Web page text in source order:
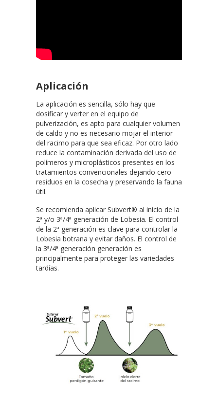
Aplicación
La aplicación es sencilla, sólo hay que
dosificar y verter en el equipo de
pulverización, es apto para cualquier volumen
de caldo y no es necesario mojar el interior
del racimo para que sea eficaz. Por otro lado
reduce la contaminación derivada del uso de
polímeros y microplásticos presentes en los
tratamientos convencionales dejando cero
residuos en la cosecha y preservando la fauna
útil.
Se recomienda aplicar Subvert® al inicio de la
2ª y/o 3ª/4ª generación de Lobesia. El control
de la 2ª generación es clave para controlar la
Lobesia botrana y evitar daños. El control de
la 3ª/4ª generación generación es
principalmente para proteger las variedades
tardías.